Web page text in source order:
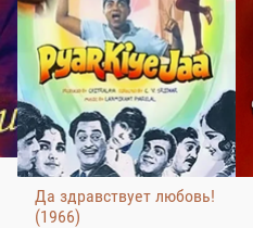
Да здравствует любовь!
(1966)